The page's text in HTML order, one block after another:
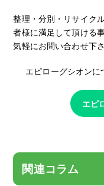
整理・分別・リサイク
者様に満足して頂ける
気軽にお問い合わせ下さ
エピローグシオン
エピ
関連コラム